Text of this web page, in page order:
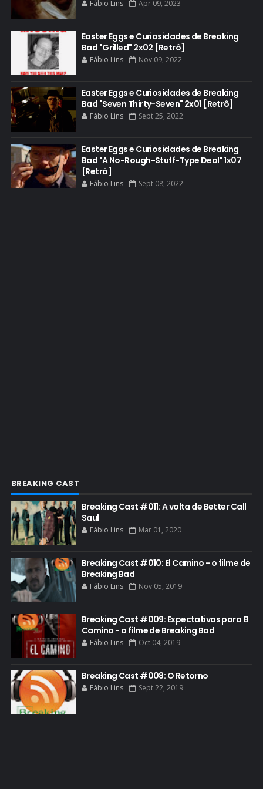
DGA AWARDS
DVD
DEAN NORRIS
DOCUMENTÁRIO
DOS HOMBRES MEZCAL
EASTER EGGS
EDITORIAL
EL CAMINO
ELECTRIC DREAMS
ELENCO 5ª TEMPORADA
FELIZ NATAL
FILME
GIANCARLO ESPOSITO
GOLDEN GLOBE
GRACEPOINT
GREENBRIER
GUIA DE EPISÓDIOS
GUS FRING
HCATV AWARDS
HCATV AWARDS 2022
HECTOR SALAMANCA
Fábio Lins Apr 09, 2023
Easter Eggs e Curiosidades de Breaking
Bad "Grilled" 2x02 [Retrô]
Fábio Lins Nov 09, 2022
Easter Eggs e Curiosidades de Breaking
Bad "Seven Thirty-Seven" 2x01 [Retrô]
Fábio Lins Sept 25, 2022
Easter Eggs e Curiosidades de Breaking
Bad "A No-Rough-Stuff-Type Deal" 1x07
[Retrô]
Fábio Lins Sept 08, 2022
BREAKING CAST
Breaking Cast #011: A volta de Better Call
Saul
Fábio Lins Mar 01, 2020
Breaking Cast #010: El Camino - o filme de
Breaking Bad
Fábio Lins Nov 05, 2019
Breaking Cast #009: Expectativas para El
Camino - o filme de Breaking Bad
Fábio Lins Oct 04, 2019
Breaking Cast #008: O Retorno
Fábio Lins Sept 22, 2019